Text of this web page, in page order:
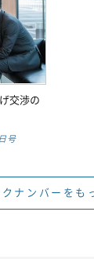
交渉の
号
クナンバーをも